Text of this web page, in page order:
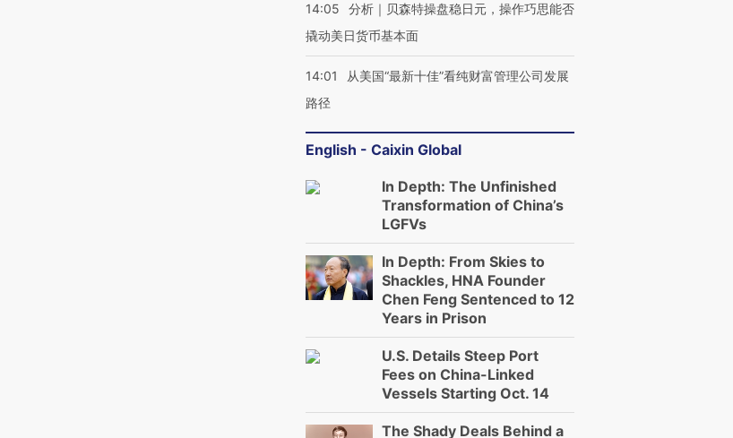
14:05
分析｜贝森特操盘稳日元，操作巧思能否
撬动美日货币基本面
14:01
从美国“最新十佳”看纯财富管理公司发展
路径
English - Caixin Global
In Depth: The Unfinished
Transformation of China’s
LGFVs
In Depth: From Skies to
Shackles, HNA Founder
Chen Feng Sentenced to 12
Years in Prison
U.S. Details Steep Port
Fees on China-Linked
Vessels Starting Oct. 14
The Shady Deals Behind a